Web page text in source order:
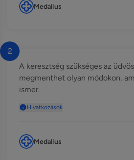
Medalius
2
A keresztség szükséges az
megmenthet olyan módokon,
ismer.
Hivatkozások
Medalius